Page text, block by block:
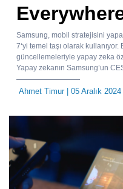
Samsung, mobil stratejisini
7‘yi temel taşı olarak
güncellemeleriyle yapay zeka
Yapay zekanın Samsung’un
Ahmet Timur| 05 Aralık 2024